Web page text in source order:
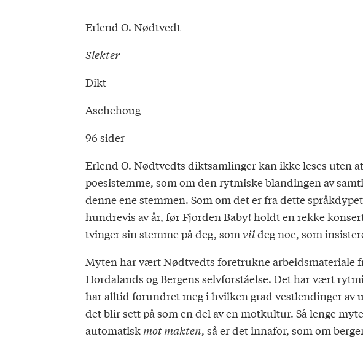
Erlend O. Nødtvedt
Slekter
Dikt
Aschehoug
96 sider
Erlend O. Nødtvedts diktsamlinger kan ikke leses uten
poesistemme, som om den rytmiske blandingen av
denne ene stemmen. Som om det er fra dette
hundrevis av år, før Fjorden Baby! holdt en rekke
tvinger sin stemme på deg, somvildeg noe, som
Myten har vært Nødtvedts foretrukne arbeidsmateriale
Hordalands og Bergens selvforståelse. Det har vært
har alltid forundret meg i hvilken grad vestlendinger
det blir sett på som en del av en motkultur. Så lenge
automatisk mot makten, så er det innafor, som om